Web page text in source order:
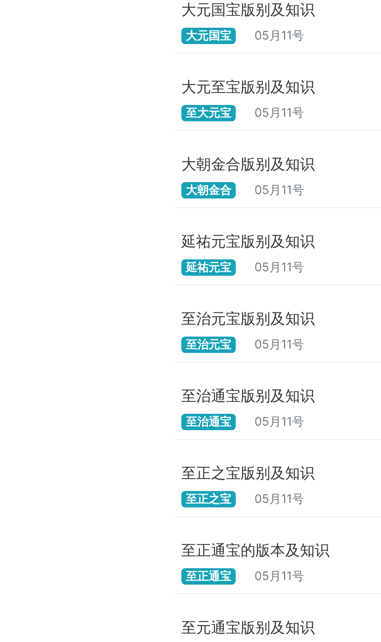
大元国宝版别及知识
大元国宝 05月11号
大元至宝版别及知识
至大元宝 05月11号
大朝金合版别及知识
大朝金合 05月11号
延祐元宝版别及知识
延祐元宝 05月11号
至治元宝版别及知识
至治元宝 05月11号
至治通宝版别及知识
至治通宝 05月11号
至正之宝版别及知识
至正之宝 05月11号
至正通宝的版本及知识
至正通宝 05月11号
至元通宝版别及知识